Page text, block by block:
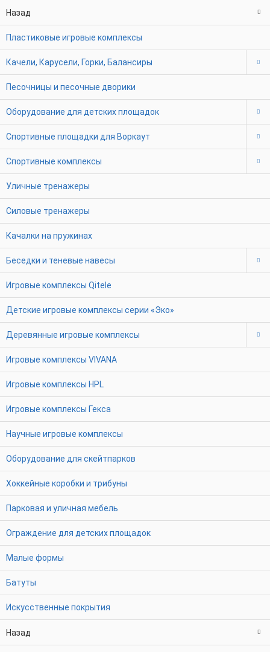
Назад
Пластиковые игровые комплексы
Качели, Карусели, Горки, Балансиры
Песочницы и песочные дворики
Оборудование для детских площадок
Спортивные площадки для Воркаут
Спортивные комплексы
Уличные тренажеры
Силовые тренажеры
Качалки на пружинах
Беседки и теневые навесы
Игровые комплексы Qitele
Детские игровые комплексы серии «Эко»
Деревянные игровые комплексы
Игровые комплексы VIVANA
Игровые комплексы HPL
Игровые комплексы Гекса
Научные игровые комплексы
Оборудование для скейтпарков
Хоккейные коробки и трибуны
Парковая и уличная мебель
Ограждение для детских площадок
Малые формы
Батуты
Искусственные покрытия
Назад